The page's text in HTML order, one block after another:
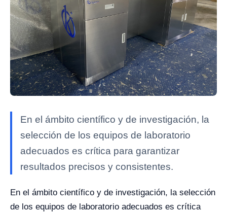
En el ámbito científico y de investigación, la
selección de los equipos de laboratorio
adecuados es crítica para garantizar
resultados precisos y consistentes.
En el ámbito científico y de investigación, la selección
de los equipos de laboratorio adecuados es crítica